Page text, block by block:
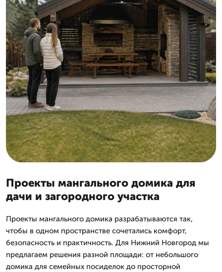
Проекты мангального домика для
дачи и загородного участка
Проекты мангального домика разрабатываются так,
чтобы в одном пространстве сочетались комфорт,
безопасность и практичность. Для Нижний Новгород мы
предлагаем решения разной площади: от небольшого
домика для семейных посиделок до просторной